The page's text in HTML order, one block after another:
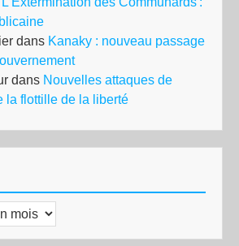
dans Kanaky : nouveau passage
dans Nouvelles attaques de
la flottille de la liberté